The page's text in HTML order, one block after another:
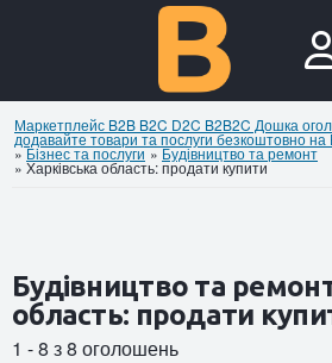
Маркетплейс B2B B2C D2C B2B2C Дошка
додавайте товари та послуги безкоштовно на
»Бiзнес та послуги »Будівництво та ремонт
» Харківська область: продати купити
Будівництво та
область: продати
1 - 8 з 8 оголошень